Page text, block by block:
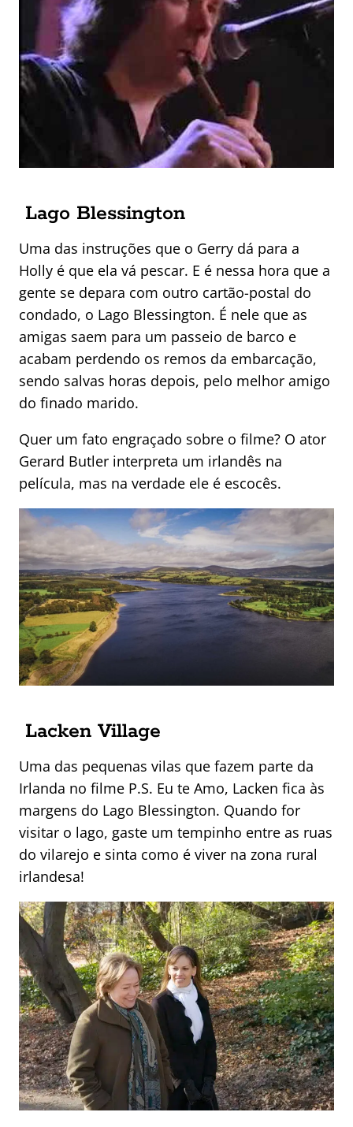
Lago Blessington
Uma das instruções que o Gerry dá para a
Holly é que ela vá pescar. E é nessa hora que a
gente se depara com outro cartão-postal do
condado, o Lago Blessington. É nele que as
amigas saem para um passeio de barco e
acabam perdendo os remos da embarcação,
sendo salvas horas depois, pelo melhor amigo
do finado marido.
Quer um fato engraçado sobre o filme? O ator
Gerard Butler interpreta um irlandês na
película, mas na verdade ele é escocês.
Lacken Village
Uma das pequenas vilas que fazem parte da
Irlanda no filme P.S. Eu te Amo, Lacken fica às
margens do Lago Blessington. Quando for
visitar o lago, gaste um tempinho entre as ruas
do vilarejo e sinta como é viver na zona rural
irlandesa!